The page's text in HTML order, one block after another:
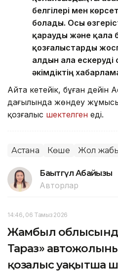
белгілері мен
болады. Осы
қарауды және қала
қозғалыстарды
алдын ала
әкімдіктің
Айта кетейік, бұған дейін
даңғылында жөндеу
қозғалыс шектелген еді.
Астана Көше Жол
Бақытгүл Абайқызы
Авторлар
14:46, 06 Тамыз 2026
Жамбыл
Тараз»
қозғалыс уақытша